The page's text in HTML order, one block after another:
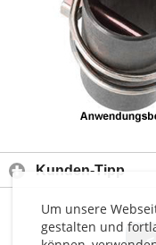
Um unsere
gestalten und
Kunden-Tipp
<